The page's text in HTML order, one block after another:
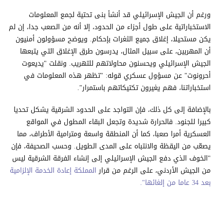
ورغم أن الجيش الإسرائيلي قد أنشأ بنى تحتية لجمع المعلومات
الاستخباراتية على طول أجزاء من الحدود، إلا أنه من الصعب جدا، إن لم
يكن مستحيلا، إغلاق جميع الثغرات بإحكام. ويوضح مسؤولون أمنيون
أن المهربين، على سبيل المثال، يدرسون طرق الإغلاق التي يتبعها
الجيش الإسرائيلي ويحسنون محاولاتهم للتهريب. ونقلت "يديعوت
أحرونوت" عن مسؤول عسكري قوله: "تظهر هذه المعلومات في
استخباراتنا، فهم يغيرون تكتيكاتهم باستمرار".
بالإضافة إلى كل ذلك، فإن التواجد على الحدود الشرقية يشكل تحديا
كبيرا للجنود. فالحرارة شديدة وتجعل البقاء المطول في المواقع
العسكرية أمرا صعبا، كما أن المنطقة واسعة ومترامية الأطراف، مما
يصعّب من اليقظة والانتباه على المدى الطويل. وحسب الصحيفة، فإن
"الخوف الذي دفع الجيش الإسرائيلي إلى إنشاء الفرقة الشرقية ليس
من الجيش الأردني، على الرغم من قرارالمملكة إعادة الخدمة الإلزامية
بعد 34 عاما من إلغائها".